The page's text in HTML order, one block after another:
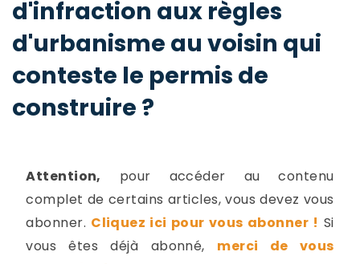
d'infraction aux règles
d'urbanisme au voisin qui
conteste le permis de
construire ?
Attention, pour accéder au contenu
complet de certains articles, vous devez vous
abonner. Cliquez ici pour vous abonner ! Si
vous êtes déjà abonné, merci de vous